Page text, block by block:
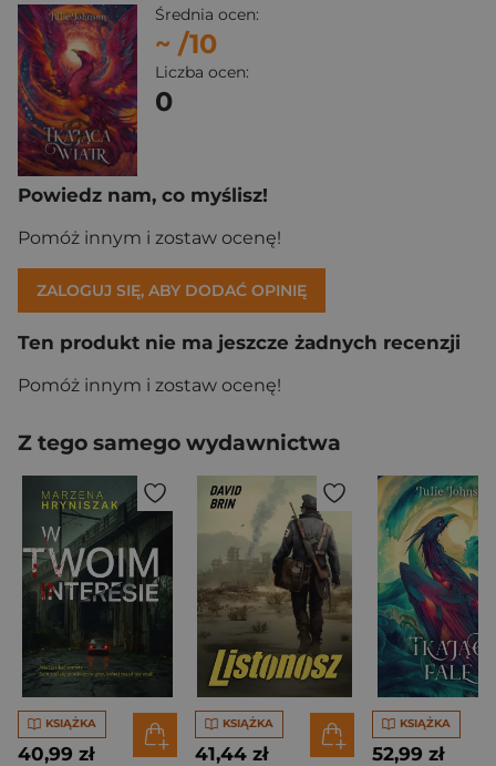
Średnia ocen:
~ /10
Liczba ocen:
0
Powiedz nam, co myślisz!
Pomóż innym i zostaw ocenę!
ZALOGUJ SIĘ, ABY DODAĆ OPINIĘ
Ten produkt nie ma jeszcze żadnych recenzji
Pomóż innym i zostaw ocenę!
Z tego samego wydawnictwa
KSIĄŻKA
40,99 zł
KSIĄŻKA
41,44 zł
KSIĄŻKA
52,99 zł